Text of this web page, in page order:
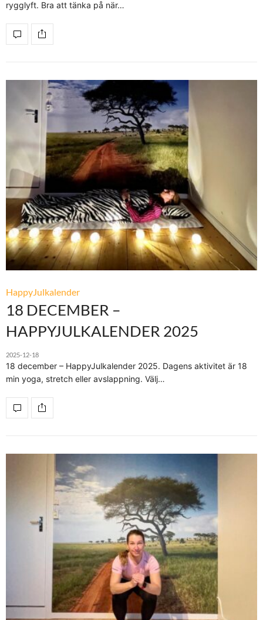
rygglyft. Bra att tänka på när…
HappyJulkalender
18 DECEMBER –
HAPPYJULKALENDER 2025
2025-12-18
18 december – HappyJulkalender 2025. Dagens aktivitet är 18
min yoga, stretch eller avslappning. Välj…